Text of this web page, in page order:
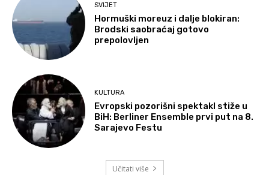
SVIJET
Hormuški moreuz i dalje blokiran:
Brodski saobraćaj gotovo
prepolovljen
KULTURA
Evropski pozorišni spektakl stiže u
BiH: Berliner Ensemble prvi put na 8.
Sarajevo Festu
Učitati više